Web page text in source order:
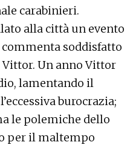
carabinieri.
alla città un evento
soddisfatto
Un anno Vittor
lamentando il
burocrazia;
le polemiche dello
per il maltempo